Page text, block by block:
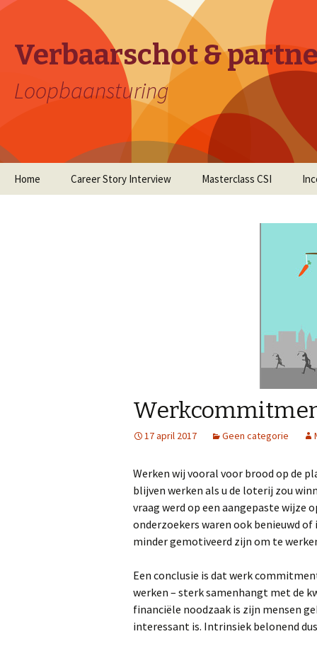
Verbaarschot &
Loopbaansturing
Home Career Story Interview Masterclass CSI
17 april 2017 Geen categorie
Werken wij vooral voor brood op de
blijven werken als u de loterij zou
vraag werd op een aangepaste wijze
onderzoekers waren ook benieuwd
minder gemotiveerd zijn om te
Een conclusie is dat werk
werken – sterk samenhangt met de
financiële noodzaak is zijn mensen
interessant is. Intrinsiek belonend